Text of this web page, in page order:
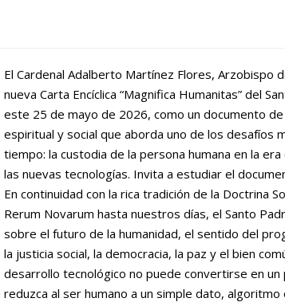
El Cardenal Adalberto Martínez Flores, Arzobispo
nueva Carta Encíclica “Magnifica Humanitas” del
este 25 de mayo de 2026, como un documento
espiritual y social que aborda uno de los desafíos
tiempo: la custodia de la persona humana en la
las nuevas tecnologías. Invita a estudiar el
En continuidad con la rica tradición de la Doctrina
Rerum Novarum hasta nuestros días, el Santo
sobre el futuro de la humanidad, el sentido del
la justicia social, la democracia, la paz y el bien
desarrollo tecnológico no puede convertirse en un
al ser humano a un simple dato,